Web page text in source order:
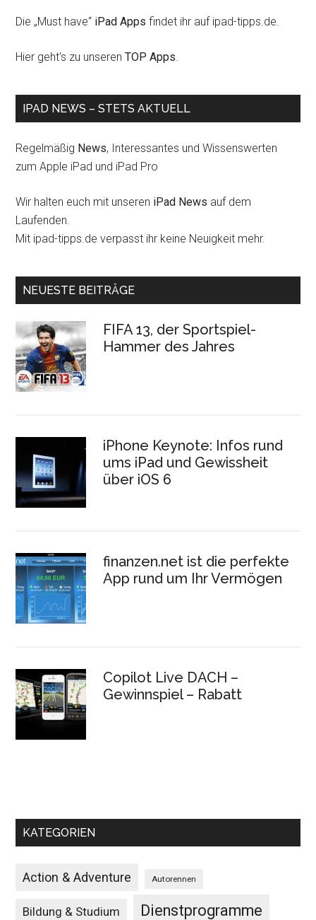
Die „Must have“ iPad Apps findet ihr auf ipad-tipps.de.
Hier geht's zu unserenTOP Apps.
IPAD NEWS – STETS AKTUELL
Regelmäßig News, Interessantes und Wissenswerten
zum Apple iPad und iPad Pro
Wir halten euch mit unseren iPad News auf dem
Laufenden.
Mit ipad-tipps.de verpasst ihr keine Neuigkeit mehr.
NEUESTE BEITRÄGE
FIFA 13, der Sportspiel-
Hammer des Jahres
iPhone Keynote: Infos rund
ums iPad und Gewissheit
über iOS 6
finanzen.net ist die perfekte
App rund um Ihr Vermögen
Copilot Live DACH –
Gewinnspiel – Rabatt
KATEGORIEN
Action & Adventure Autorennen
Bildung & Studium Dienstprogramme